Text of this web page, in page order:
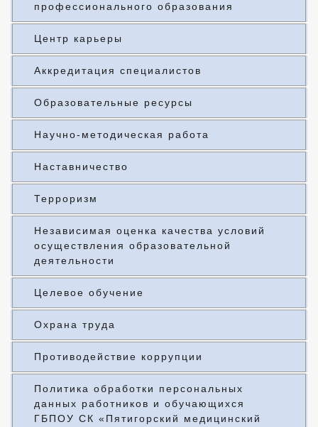
профессионального образования
Центр карьеры
Аккредитация специалистов
Образовательные ресурсы
Научно-методическая работа
Наставничество
Терроризм
Независимая оценка качества условий
осуществления образовательной
деятельности
Целевое обучение
Охрана труда
Противодействие коррупции
Политика обработки персональных
данных работников и обучающихся
ГБПОУ СК «Пятигорский медицинский